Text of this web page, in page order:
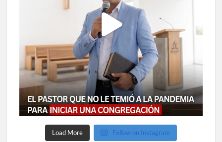
Load More Follow on Instagram